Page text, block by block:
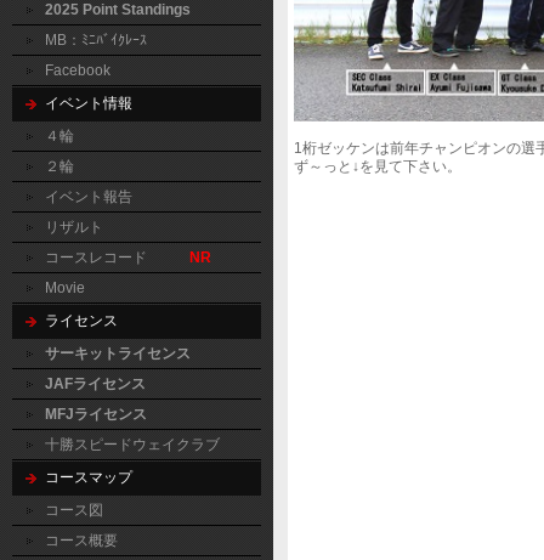
2025 Point Standings
MB：ﾐﾆﾊﾞｲｸﾚｰｽ
Facebook
イベント情報
４輪
２輪
イベント報告
リザルト
コースレコード
NR
Movie
ライセンス
サーキットライセンス
JAFライセンス
MFJライセンス
十勝スピードウェイクラブ
コースマップ
コース図
コース概要
1桁ゼッケンは前年チャンピオンの選
ず～っと↓を見て下さい。